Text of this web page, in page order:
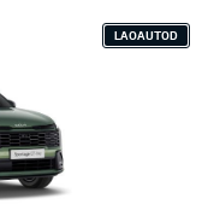
LAOAUTOD